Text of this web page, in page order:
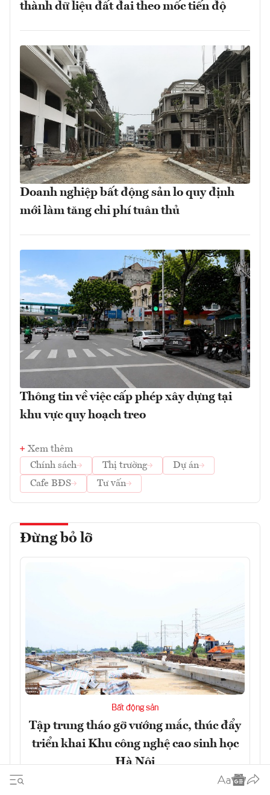
thành dữ liệu đất đai theo mốc tiến độ
Doanh nghiệp bất động sản lo quy định
mới làm tăng chi phí tuân thủ
Thông tin về việc cấp phép xây dựng tại
khu vực quy hoạch treo
Xem thêm
Chính sách
Thị trường
Dự án
Cafe BĐS
Tư vấn
Đừng bỏ lỡ
Bất động sản
Tập trung tháo gỡ vướng mắc, thúc đẩy
triển khai Khu công nghệ cao sinh học
Hà Nội